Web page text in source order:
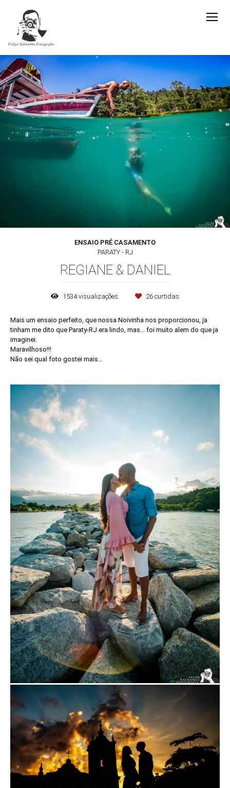
ENSAIO PRÉ CASAMENTO
PARATY - RJ
REGIANE & DANIEL
1534visualizações 26 curtidas
Mais um ensaio perfeito, que nossa Noivinha nos proporcionou, ja
tinham me dito que Paraty-RJ era lindo, mas... foi muito alem do que ja
imaginei.
Maravilhoso!!!
Não sei qual foto gostei mais...